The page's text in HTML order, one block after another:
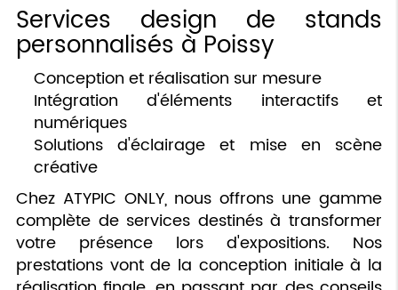
Services design de stands
personnalisés à Poissy
Conception et réalisation sur mesure
Intégration d'éléments interactifs et
numériques
Solutions d'éclairage et mise en scène
créative
Chez ATYPIC ONLY, nous offrons une gamme
complète de services destinés à transformer
votre présence lors d'expositions. Nos
prestations vont de la conception initiale à la